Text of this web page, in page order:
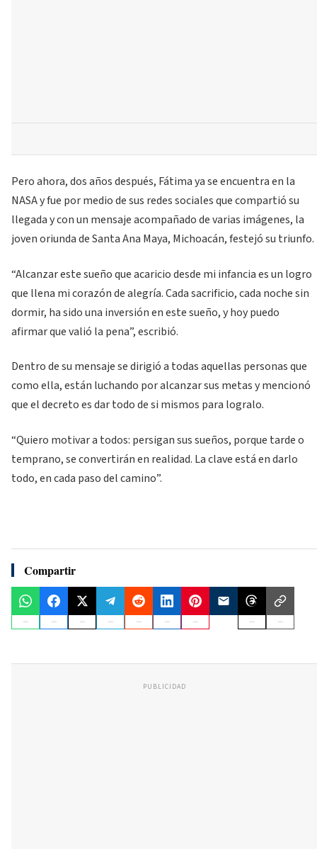
Pero ahora, dos años después, Fátima ya se encuentra en la
NASA y fue por medio de sus redes sociales que compartió su
llegada y con un mensaje acompañado de varias imágenes, la
joven oriunda de Santa Ana Maya, Michoacán, festejó su triunfo.
“Alcanzar este sueño que acaricio desde mi infancia es un logro
que llena mi corazón de alegría. Cada sacrificio, cada noche sin
dormir, ha sido una inversión en este sueño, y hoy puedo
afirmar que valió la pena”, escribió.
Dentro de su mensaje se dirigió a todas aquellas personas que
como ella, están luchando por alcanzar sus metas y mencionó
que el decreto es dar todo de si mismos para logralo.
“Quiero motivar a todos: persigan sus sueños, porque tarde o
temprano, se convertirán en realidad. La clave está en darlo
todo, en cada paso del camino”.
Compartir
PUBLICIDAD